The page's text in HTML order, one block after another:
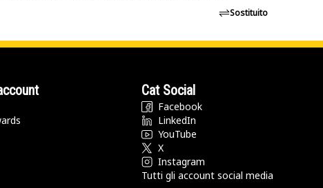
Sostituito
Cat Social
Facebook
LinkedIn
YouTube
X
Instagram
Tutti gli account social media